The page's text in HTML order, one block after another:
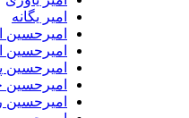
امیر یگانه
امیرحسین افتخاری
امیرحسین ایمانی
امیرحسین پاک نهاد
امیرحسین حسینی
امیرحسین رضائی